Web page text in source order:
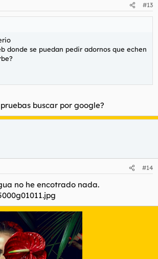
#13
donde se puedan pedir adornos que echen
buscar por google?
#14
no he encotrado nada.